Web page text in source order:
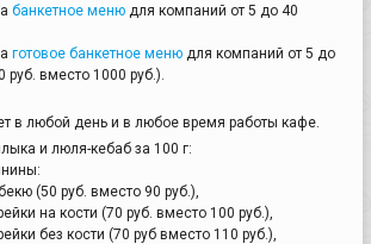
банкетное меню для компаний от 5 до 40
готовое банкетное меню для компаний от 5 до
руб. вместо 1000 руб.).
в любой день и в любое время работы кафе.
и люля-кебаб за 100 г:
(50 руб. вместо 90 руб.),
на кости (70 руб. вместо 100 руб.),
без кости (70 руб вместо 110 руб.),